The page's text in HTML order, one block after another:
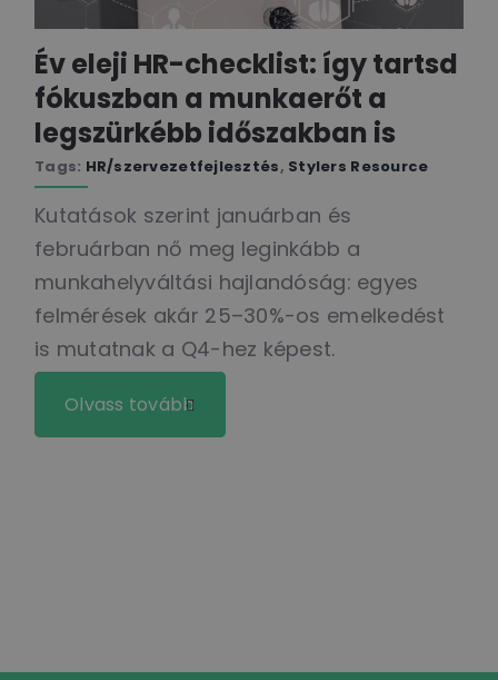
Év eleji HR-checklist: így tartsd
fókuszban a munkaerőt a
legszürkébb időszakban is
Tags: HR/szervezetfejlesztés, Stylers Resource
Kutatások szerint januárban és
februárban nő meg leginkább a
munkahelyváltási hajlandóság: egyes
felmérések akár 25–30%-os emelkedést
is mutatnak a Q4-hez képest.
Olvass tovább